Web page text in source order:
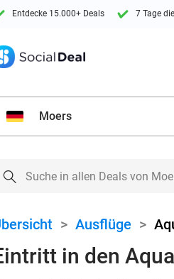
Entdecke 15.000+ Deals 7 Tage
Moers
> Ausflüge >
in den